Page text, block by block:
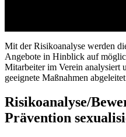
Mit der Risikoanalyse werden
Angebote in Hinblick auf
Mitarbeiter im Verein analysiert
geeignete Maßnahmen
Risikoanalyse/
Prävention